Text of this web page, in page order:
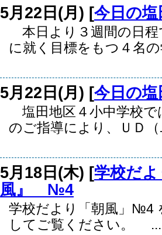
5月22日(月) [今日の塩
本日より３週間の日程
に就く目標をもつ４名
5月22日(月) [今日の塩
塩田地区４小中学校で
のご指導により、ＵＤ
5月18日(木) [学校だ
風』 №4
学校だより「朝風」№4
してご覧ください。 ...